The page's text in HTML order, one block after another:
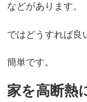
などがあります。
ではどうすれば良
簡単です。
家を高断熱